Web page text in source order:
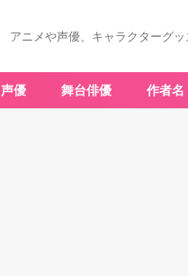
アニメや声優、キャラクターグ
声優 舞台俳優 作者名